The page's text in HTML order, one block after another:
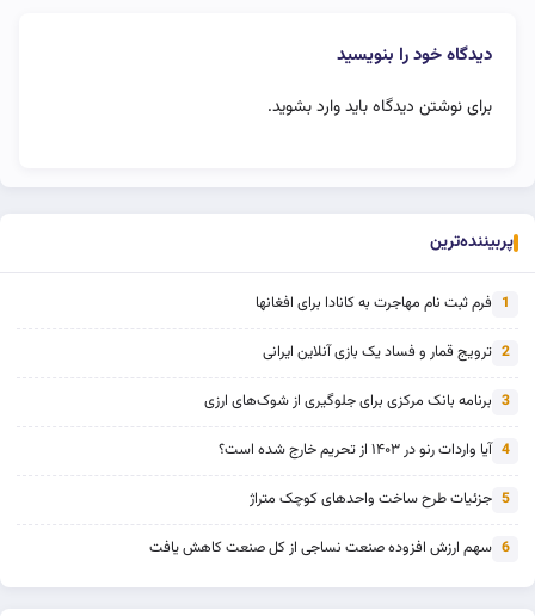
دیدگاه خود را بنویسید
برای نوشتن دیدگاه بایدوارد بشوید.
پربیننده‌ترین
1 فرم ثبت نام مهاجرت به کانادا برای افغانها
2 ترویج قمار و فساد یک بازی آنلاین ایرانی
3 برنامه بانک مرکزی برای جلوگیری از شوک‌های ارزی
4 آیا واردات رنو در ۱۴۰۳ از تحریم خارج شده است؟
5 جزئیات طرح ساخت واحدهای کوچک متراژ
6 سهم ارزش افزوده صنعت نساجی از کل صنعت کاهش یافت